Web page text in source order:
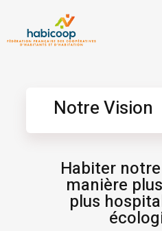
Notre Vision
Habiter
manière
plus